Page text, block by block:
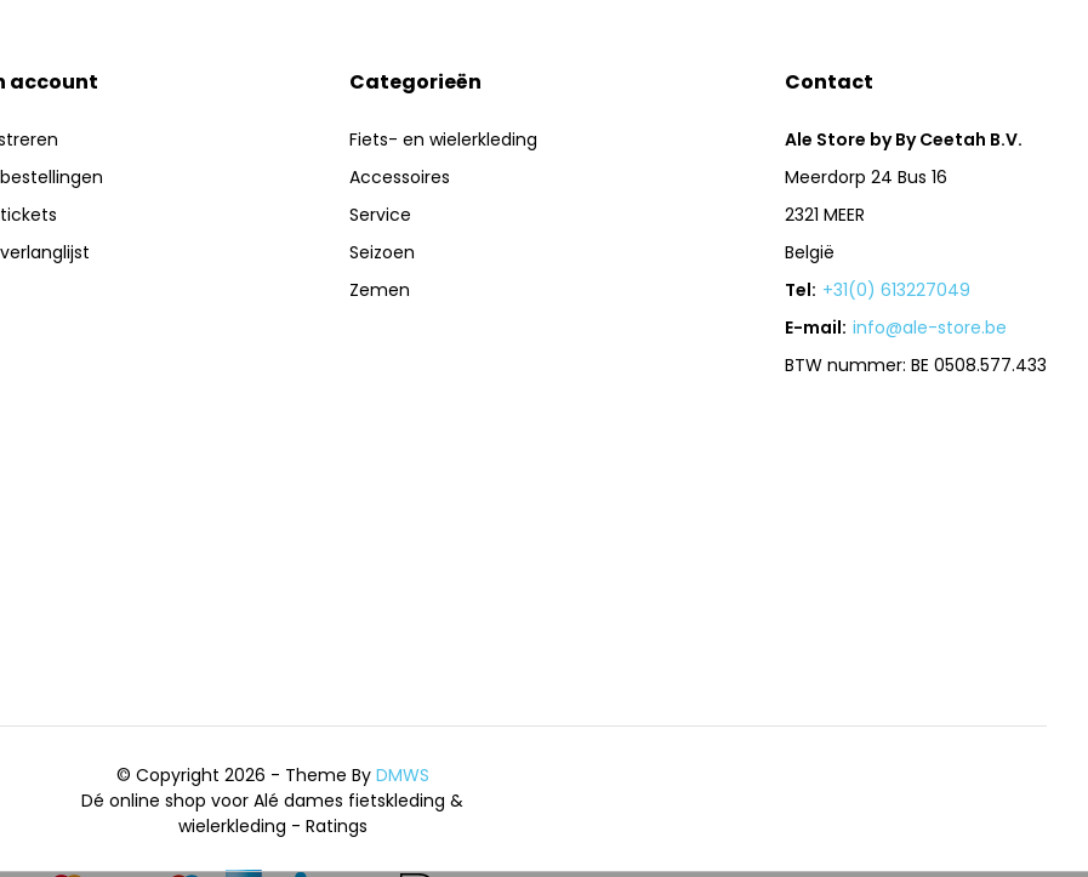
account Categorieën
Fiets- en wielerkleding
Accessoires
Service
Seizoen
Zemen
Contact
Ale Store by By Ceetah B.V.
Meerdorp 24 Bus 16
2321 MEER
België
Tel: +31(0) 613227049
E-mail: info@ale-store.be
BTW nummer: BE 0508.577.433
© Copyright 2026 - Theme By DMWS
Dé online shop voor Alé dames fietskleding &
wielerkleding - Ratings